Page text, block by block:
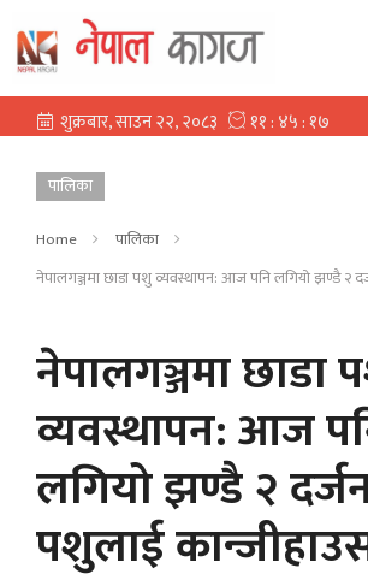
पालिका
Home
पालिका
नेपालगञ्जमा छाडा पशु व्यवस्थापन: आज पनि लगियो झण्डै २
नेपालगञ्जमा छाडा
व्यवस्थापन: आज
लगियो झण्डै २
पशुलाई